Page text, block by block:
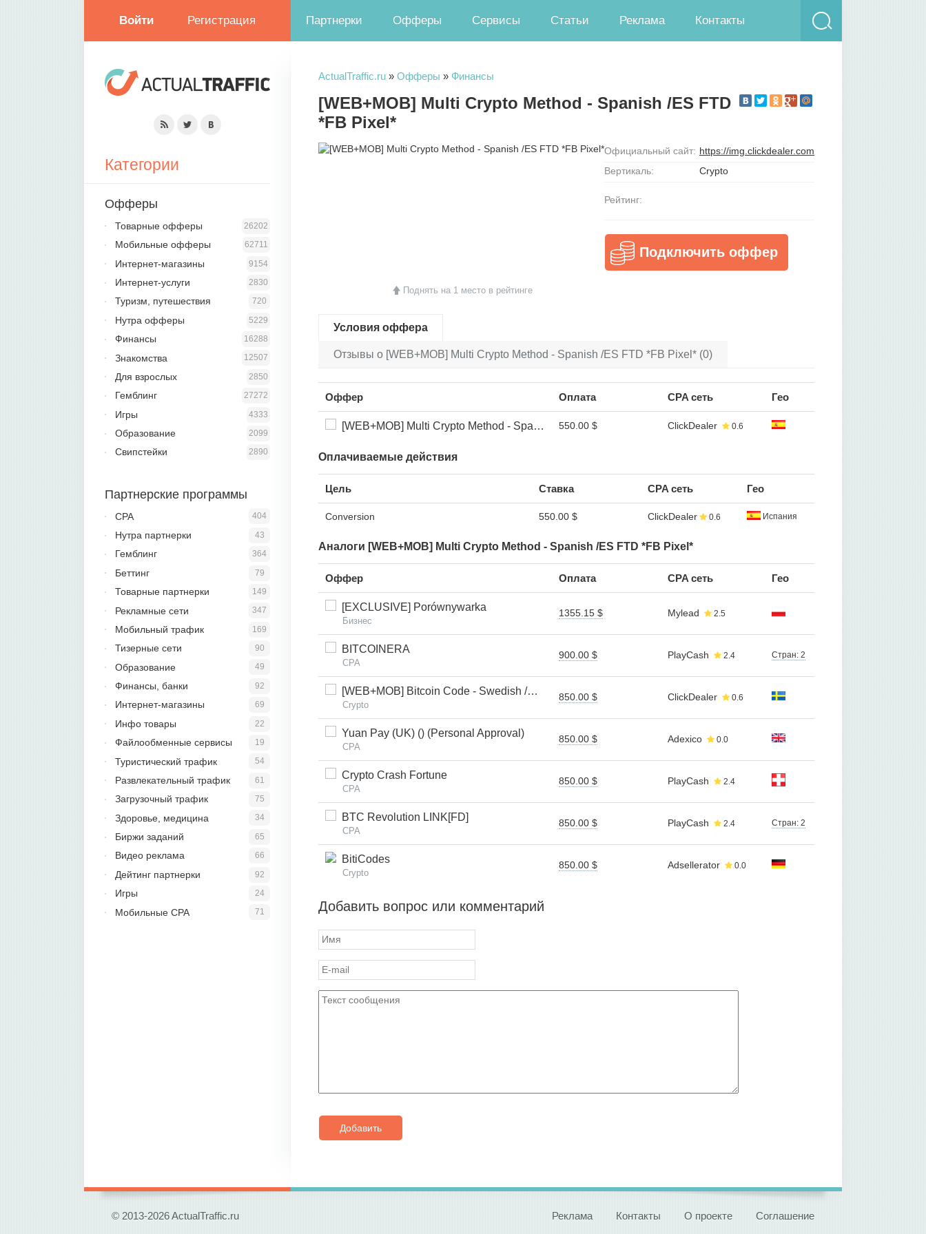
Войти Регистрация Партнерки Офферы Сервисы Статьи Реклама Контакты
ActualTraffic.ru » Офферы » Финансы
[WEB+MOB] Multi Crypto Method - Spanish /ES FTD
*FB Pixel*
Поднять на 1 место в рейтинге
Официальный сайт: https://img.clickdealer.com
Вертикаль:
Crypto
Рейтинг:
Подключить оффер
Условия оффера
Отзывы о [WEB+MOB] Multi Crypto Method - Spanish /ES FTD *FB Pixel* (0)
Оффер Оплата CPA сеть Гео
[WEB+MOB] Multi Crypto Method - Spanish /ES FTD *FB Pixel* 550.00 $ ClickDealer 0.6
Оплачиваемые действия
Цель Ставка CPA сеть Гео
Conversion 550.00 $ ClickDealer 0.6 Испания
Аналоги [WEB+MOB] Multi Crypto Method - Spanish /ES FTD *FB Pixel*
Оффер Оплата CPA сеть Гео
[EXCLUSIVE] Porównywarka
Бизнес
1355.15 $ Mylead 2.5
BITCOINERA
CPA
900.00 $ PlayCash 2.4 Стран: 2
[WEB+MOB] Bitcoin Code - Swedish /SE $250 FTD *FB Pixel*
Crypto
850.00 $ ClickDealer 0.6
Yuan Pay (UK) () (Personal Approval)
CPA
850.00 $ Adexico 0.0
Crypto Crash Fortune
CPA
850.00 $ PlayCash 2.4
BTC Revolution LINK[FD]
CPA
850.00 $ PlayCash 2.4 Стран: 2
BitiCodes
Crypto
850.00 $ Adsellerator 0.0
Добавить вопрос или комментарий
Добавить
Категории
Офферы
26202
Товарные офферы
62711
Мобильные офферы
9154
Интернет-магазины
2830
Интернет-услуги
720
Туризм, путешествия
5229
Нутра офферы
16288
Финансы
12507
Знакомства
2850
Для взрослых
27272
Гемблинг
4333
Игры
2099
Образование
2890
Свипстейки
Партнерские программы
404
CPA
43
Нутра партнерки
364
Гемблинг
79
Беттинг
149
Товарные партнерки
347
Рекламные сети
169
Мобильный трафик
90
Тизерные сети
49
Образование
92
Финансы, банки
69
Интернет-магазины
22
Инфо товары
19
Файлообменные сервисы
54
Туристический трафик
61
Развлекательный трафик
75
Загрузочный трафик
34
Здоровье, медицина
65
Биржи заданий
66
Видео реклама
92
Дейтинг партнерки
24
Игры
71
Мобильные CPA
Реклама Контакты О проекте Соглашение
© 2013-2026 ActualTraffic.ru